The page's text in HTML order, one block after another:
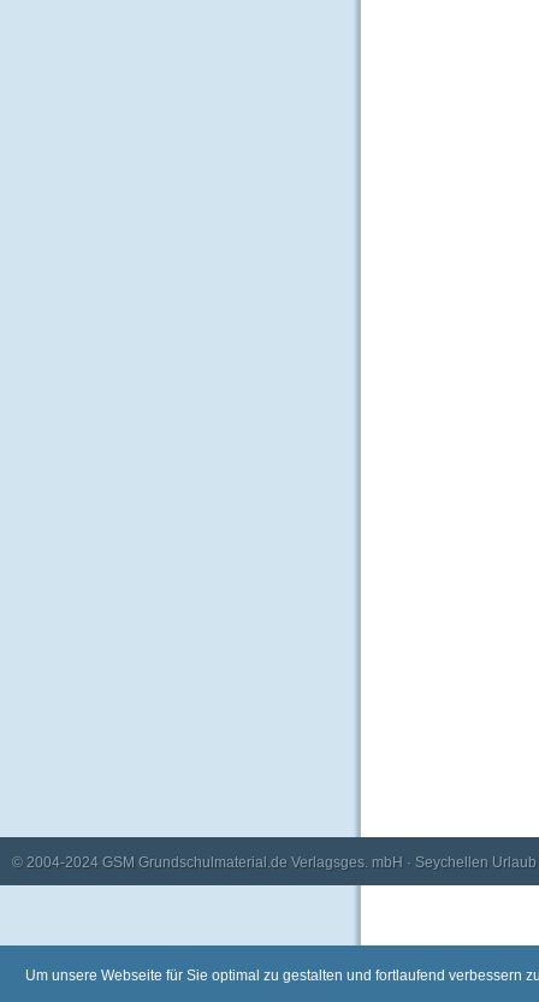
© 2004-2024 GSM Grundschulmaterial.de Verlagsges. mbH · Seychellen Urlaub
Um unsere Webseite für Sie optimal zu gestalten und fortlaufend verbessern